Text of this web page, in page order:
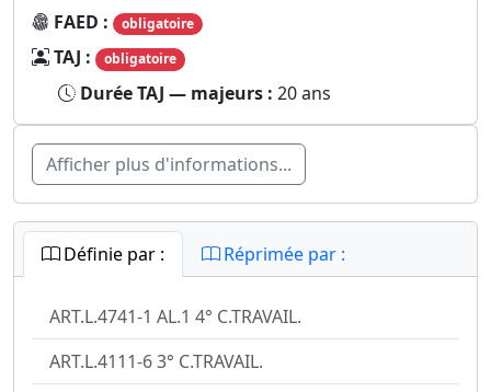
FAED : obligatoire
TAJ : obligatoire
Durée TAJ — majeurs : 20 ans
Afficher plus d'informations...
Définie par : Réprimée par :
ART.L.4741-1 AL.1 4° C.TRAVAIL.
ART.L.4111-6 3° C.TRAVAIL.